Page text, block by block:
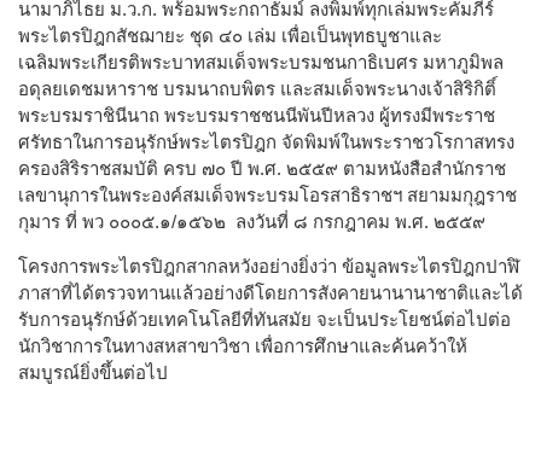
นามาภิไธย ม.ว.ก. พร้อมพระกถาธัมม์ ลงพิมพ์ทุกเล่มพระคัมภีร์
พระไตรปิฎกสัชฌายะ ชุด ๔๐ เล่ม เพื่อเป็นพุทธบูชาและ
เฉลิมพระเกียรติพระบาทสมเด็จพระบรมชนกาธิเบศร มหาภูมิพล
อดุลยเดชมหาราช บรมนาถบพิตร และสมเด็จพระนางเจ้าสิริกิติ์
พระบรมราชินีนาถ พระบรมราชชนนีพันปีหลวง ผู้ทรงมีพระราช
ศรัทธาในการอนุรักษ์พระไตรปิฎก จัดพิมพ์ในพระราชวโรกาสทรง
ครองสิริราชสมบัติ ครบ ๗๐ ปี พ.ศ. ๒๕๕๙ ตามหนังสือสำนักราช
เลขานุการในพระองค์สมเด็จพระบรมโอรสาธิราชฯ สยามมกุฎราช
กุมาร ที่ พว ๐๐๐๕.๑/๑๕๖๒ ลงวันที่ ๘ กรกฎาคม พ.ศ. ๒๕๕๙
โครงการพระไตรปิฎกสากลหวังอย่างยิ่งว่า ข้อมูลพระไตรปิฎกปาฬิ
ภาสาที่ได้ตรวจทานแล้วอย่างดีโดยการสังคายนานานาชาติและได้
รับการอนุรักษ์ด้วยเทคโนโลยีที่ทันสมัย จะเป็นประโยชน์ต่อไปต่อ
นักวิชาการในทางสหสาขาวิชา เพื่อการศึกษาและค้นคว้าให้
สมบูรณ์ยิ่งขึ้นต่อไป